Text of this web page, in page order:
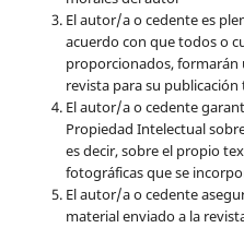
El autor/a o cedente es
acuerdo con que todos o
proporcionados, formarán
revista para su
El autor/a o cedente
Propiedad Intelectual
es decir, sobre el propio
fotográficas que se
El autor/a o cedente
material enviado a la